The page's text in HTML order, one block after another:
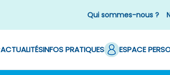
Qui sommes-nous ?
ACTUALITÉSINFOS PRATIQUES ESPACE